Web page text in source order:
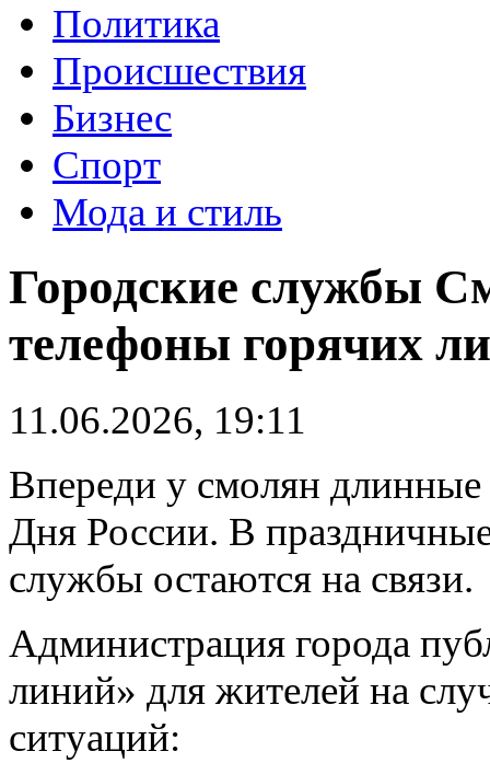
Политика
Происшествия
Бизнес
Спорт
Мода и стиль
Городские службы
телефоны горячих
11.06.2026, 19:11
Впереди у смолян длинные
Дня России. В
службы остаются на связи.
Администрация города
линий» для жителей на
ситуаций: